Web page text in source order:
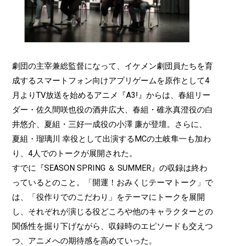
劇団の主宰兼総監督になって、イケメン劇団員たちを育
成するスマートフォン向けアプリゲームを原作として4
月よりTV放送を始めるアニメ『A3!』からは、春組リー
ダー・佐久間咲也役の酒井広大、春組・碓氷真澄役の白
井悠介、夏組・三好一成役の小澤 廉が登壇。さらに、
夏組・瑠璃川 幸役として出演するMCの土岐隼一も加わ
り、4人でのトークが展開された。
すでに『SEASON SPRING ＆ SUMMER』の収録は終わ
っているとのこと。「開運！おみくじテーマトーク」で
は、「役作りでのこだわり」をテーマにトークを展開
し、それぞれが演じる役どころや他のキャラクターとの
関係性を掘り下げながら、収録時のエピソードも交えつ
つ、アニメへの期待感を高めていった。